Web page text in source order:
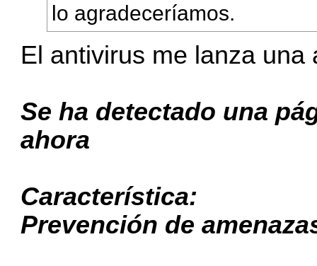
lo agradeceríamos.
El antivirus me lanza una
Se ha detectado una
ahora
Característica:
Prevención de